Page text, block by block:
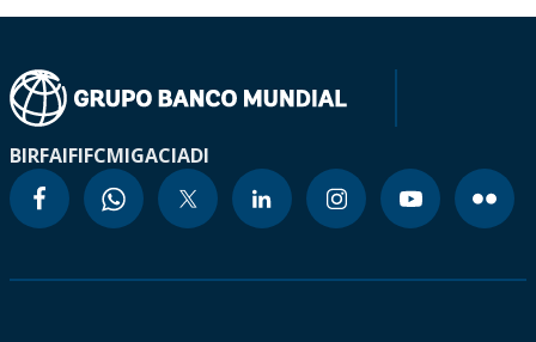
BIRFAIFIFCMIGACIADI